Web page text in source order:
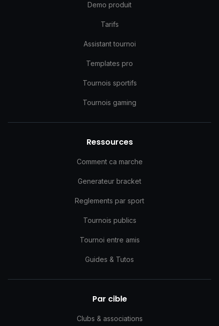
Demo produit
Tarifs
Assistant tournoi
Templates pro
Tournois sportifs
Tournois gaming
Ressources
Comment ca marche
Generateur bracket
Reglements par sport
Tournois publics
Tournoi entre amis
Guides & Tutos
Par cible
Clubs & associations